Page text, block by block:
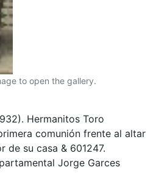
to open the gallery.
Hermanitos Toro
comunión frente al altar
de su casa & 601247.
Jorge Garces